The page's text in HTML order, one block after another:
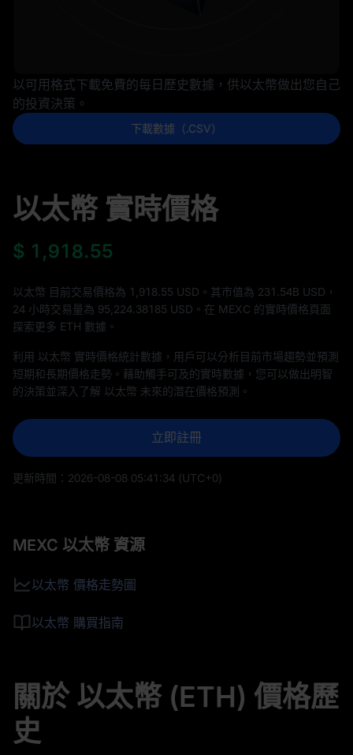
以可用格式下載免費的每日歷史數據，供以太幣做出您自己
的投資決策。
下載數據（.CSV）
以太幣 實時價格
$ 1,918.55
以太幣 目前交易價格為 1,918.55 USD。其市值為 231.54B USD，
24 小時交易量為 95,224.38185 USD。在 MEXC 的實時價格頁面
探索更多 ETH 數據。
利用 以太幣 實時價格統計數據，用戶可以分析目前市場趨勢並預測
短期和長期價格走勢。藉助觸手可及的實時數據，您可以做出明智
的決策並深入了解 以太幣 未來的潛在價格預測。
立即註冊
更新時間： 2026-08-08 05:41:34 (UTC+0)
MEXC 以太幣 資源
以太幣 價格走勢圖
以太幣 購買指南
關於 以太幣 (ETH) 價格歷
史